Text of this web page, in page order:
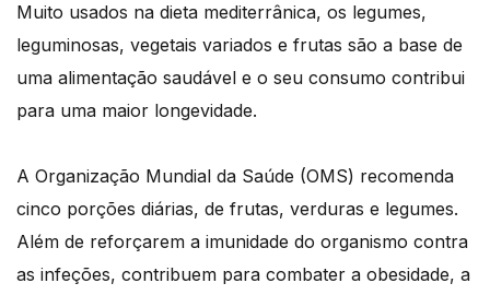
Muito usados na dieta mediterrânica, os legumes,
leguminosas, vegetais variados e frutas são a base de
uma alimentação saudável e o seu consumo contribui
para uma maior longevidade.
A Organização Mundial da Saúde (OMS) recomenda
cinco porções diárias, de frutas, verduras e legumes.
Além de reforçarem a imunidade do organismo contra
as infeções, contribuem para combater a obesidade, a